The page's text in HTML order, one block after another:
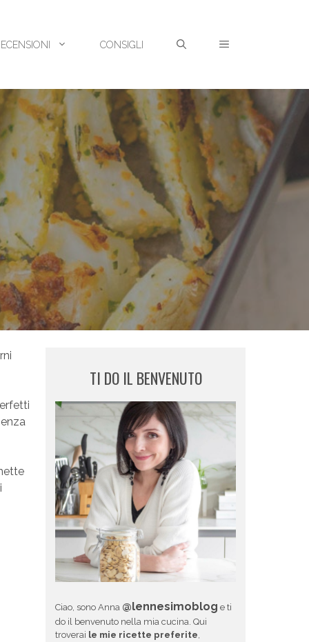
CONSIGLI
TI DO IL BENVENUTO
Ciao, sono Anna @lennesimoblog e ti
do il benvenuto nella mia cucina. Qui
troverai le mie ricette preferite,